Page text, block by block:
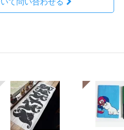
て問い合わせる